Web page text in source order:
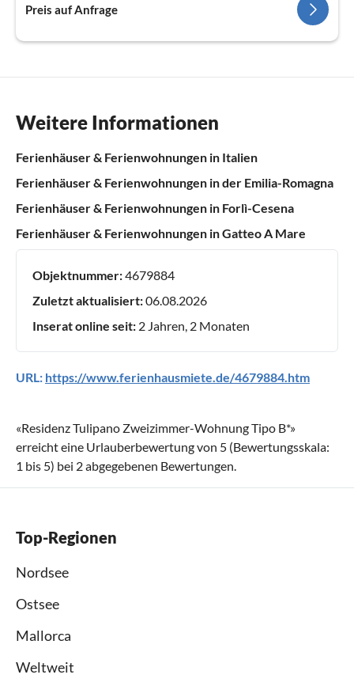
Preis auf Anfrage
Weitere Informationen
Ferienhäuser & Ferienwohnungen in Italien
Ferienhäuser & Ferienwohnungen in der Emilia-Romagna
Ferienhäuser & Ferienwohnungen in Forlì-Cesena
Ferienhäuser & Ferienwohnungen in Gatteo A Mare
Objektnummer:4679884
Zuletzt aktualisiert:06.08.2026
Inserat online seit: 2 Jahren, 2 Monaten
URL: https://www.ferienhausmiete.de/4679884.htm
«Residenz Tulipano Zweizimmer-Wohnung Tipo B*»
erreicht eine Urlauberbewertung von 5 (Bewertungsskala:
1 bis 5) bei 2abgegebenen Bewertungen.
Top-Regionen
Nordsee
Ostsee
Mallorca
Weltweit